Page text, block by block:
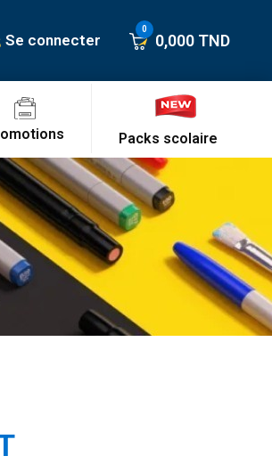
Se connecter 0,000 TND
Packs scolaire